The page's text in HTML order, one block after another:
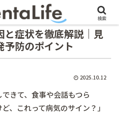
と症状を徹底解説｜見
防のポイント
2025.10.12
きて、食事や会話もつら
、これって病気のサイン？」
検索